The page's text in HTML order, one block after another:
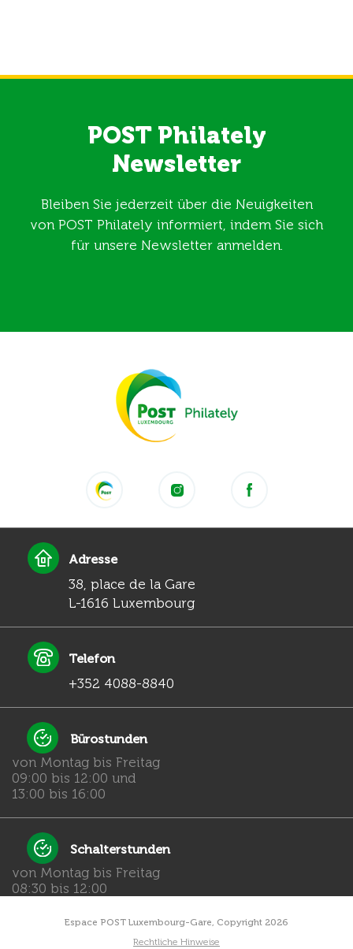
POST Philately
Newsletter
Bleiben Sie jederzeit über die Neuigkeiten
von POST Philately informiert, indem Sie sich
für unsere Newsletter anmelden.
Adresse
38, place de la Gare
L-1616 Luxembourg
Telefon
+352 4088-8840
Bürostunden
von Montag bis Freitag
09:00 bis 12:00 und
13:00 bis 16:00
Schalterstunden
von Montag bis Freitag
08:30 bis 12:00